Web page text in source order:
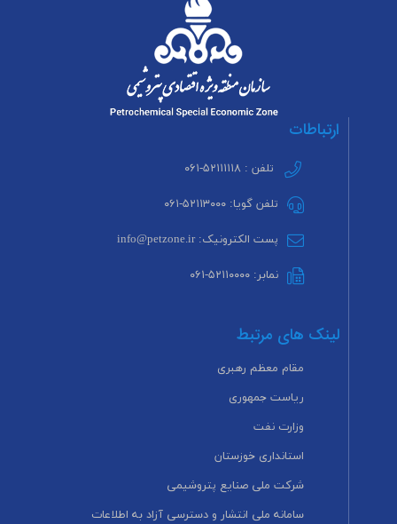
ارتباطات
تلفن : ۵۲۱۱۱۱۱۸-۰۶۱
تلفن گویا: ۵۲۱۱۳۰۰۰-۰۶۱
پست الکترونیک: info@petzone.ir
نمابر: ۵۲۱۱۰۰۰۰-۰۶۱
لینک های مرتبط
مقام معظم رهبری
ریاست جمهوری
وزارت نفت
استانداری خوزستان
شرکت ملی صنایع پتروشیمی
سامانه ملی انتشار و دسترسی آزاد به اطلاعات